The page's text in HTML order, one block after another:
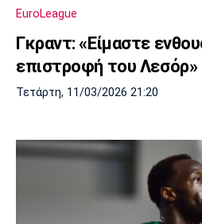
EuroLeague
Γκραντ: «Είμαστε
επιστροφή του Λεσόρ»
Τετάρτη, 11/03/2026 21:20